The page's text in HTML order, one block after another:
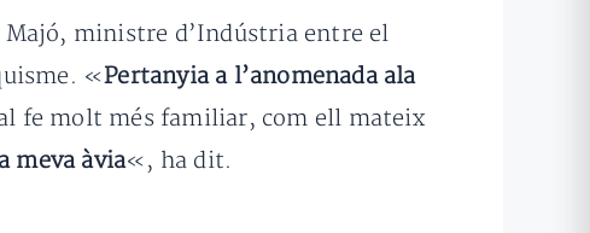
ministre d’Indústria entre el
«Pertanyia a l’anomenada ala
fe molt més familiar, com ell mateix
meva àvia«, ha dit.